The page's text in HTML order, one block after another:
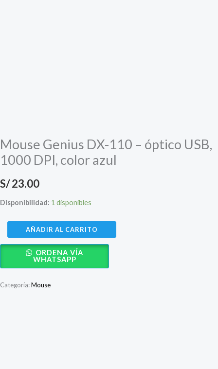
Mouse Genius DX-110 – óptico USB,
1000 DPI, color azul
S/23.00
Disponibilidad: 1 disponibles
Genius
110
AÑADIR AL CARRITO
ORDENA VÍA
WHATSAPP
Categoría:Mouse